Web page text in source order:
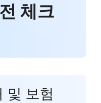
체크
및 보험